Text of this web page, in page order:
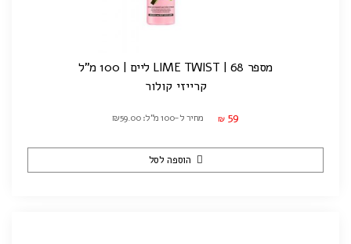
מספר 68 | LIME TWIST ליים | 100 מ"ל
קרייזי קולור
₪ 59 מחיר ל-100 מ"ל: ₪59.00
הוספה לסל